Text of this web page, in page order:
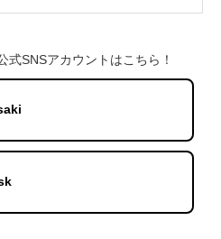
式SNSアカウントはこちら！